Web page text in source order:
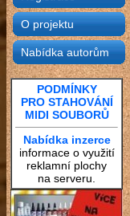
O projektu
Nabídka autorům
PODMÍNKY
PRO STAHOVÁNÍ
MIDI SOUBORŮ
Nabídka inzerce
informace o využití
reklamní plochy
na serveru.